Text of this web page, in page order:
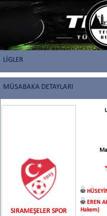
LİGLER
MÜSABAKA DETAYLARI
SIRAMEŞELER SPOR
EREN
Hakem)